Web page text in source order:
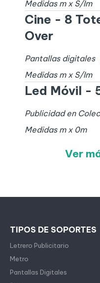
Medidas m x S/Im
Cine - 8
Over
Pantallas digitales
Medidas m x S/Im
Led Móvil -
Publicidad en
Medidas m x 0m
Ver
TIPOS DE SOPORTES
Letrero Publicitario
Metro
Pantallas Digitales